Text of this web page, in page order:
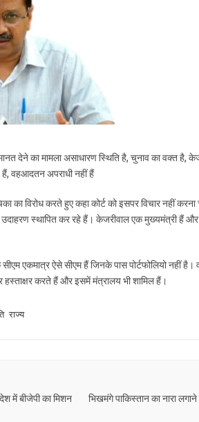
देने का मामला असाधारण स्थिति है, चुनाव का वक्त है,
हैं, वहआदतन अपराधी नहीं हैं
का विरोध करते हुए कहा कोर्ट को इसपर विचार नहीं करना
उदाहरण स्थापित कर रहे हैं। केजरीवाल एक मुख्यमंत्री हैं
एकमात्र ऐसे सीएम हैं जिनके पास पोर्टफोलियो नहीं है।
हस्ताक्षर करते हैं और इसमें मंत्रालय भी शामिल हैं।
राज्य
में बीजेपी का मिशन
भिखमंगे पाकिस्तान का नारा